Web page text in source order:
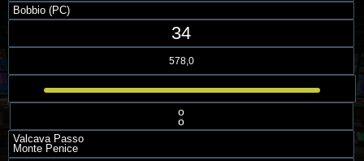
Bobbio (PC)
34
578,0
o
o
Valcava Passo
Monte Penice